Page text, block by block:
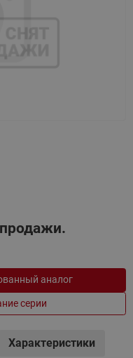
аналог
серии
Характеристики